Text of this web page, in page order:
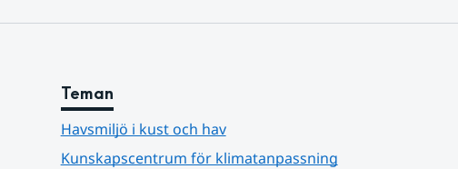
Teman
Havsmiljö i kust och hav
Kunskapscentrum för klimatanpassning